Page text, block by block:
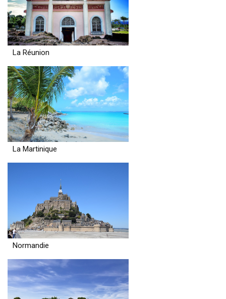
La Réunion
La Martinique
Normandie